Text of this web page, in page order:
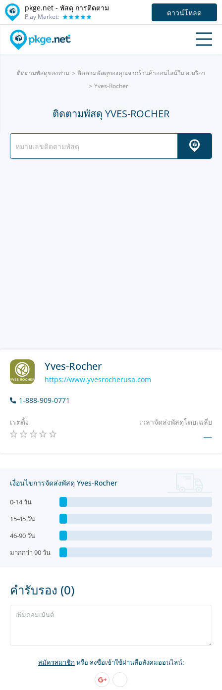
pkge.net - พัสดุ การติดตาม
Play Market: ดาวน์โหลด
ติดตามพัสดุของท่าน
ติดตามพัสดุของคุณจากร้านค้าออนไลน์ใน อเมริกา
Yves-Rocher
ติดตามพัสดุ YVES-ROCHER
Yves-Rocher
https://www.yvesrocherusa.com
1-888-909-0771
เรตติ้ง เวลาจัดส่งพัสดุโดยเฉลี่ย
—
เงื่อนไขการจัดส่งพัสดุ Yves-Rocher
0-14 วัน
15-45 วัน
46-90 วัน
มากกว่า 90 วัน
คำรับรอง (0)
สมัครสมาชิก หรือ ลงชื่อเข้าใช้ผ่านสื่อสังคมออนไลน์: